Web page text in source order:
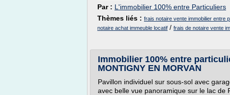
Par : L'immobilier 100% entre Particuliers
Thèmes liés : frais notaire vente immobilier entre
notaire achat immeuble locatif / frais de notaire vente
Immobilier 100% entre
MONTIGNY EN MORVAN
Pavillon individuel sur sous-sol avec
avec belle vue panoramique sur le lac de